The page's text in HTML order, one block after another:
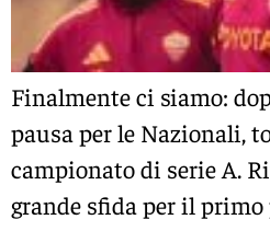
Finalmente ci siamo:
pausa per le Nazionali,
campionato di serie A.
grande sfida per il